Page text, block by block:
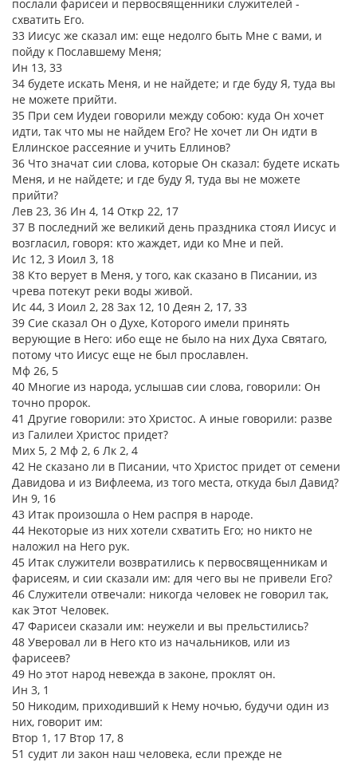
послали фарисеи и первосвященники служителей -
схватить Его.
33 Иисус же сказал им: еще недолго быть Мне с вами, и
пойду к Пославшему Меня;
Ин 13, 33
34 будете искать Меня, и не найдете; и где буду Я, туда вы
не можете прийти.
35 При сем Иудеи говорили между собою: куда Он хочет
идти, так что мы не найдем Его? Не хочет ли Он идти в
Еллинское рассеяние и учить Еллинов?
36 Что значат сии слова, которые Он сказал: будете искать
Меня, и не найдете; и где буду Я, туда вы не можете
прийти?
Лев 23, 36 Ин 4, 14 Откр 22, 17
37 В последний же великий день праздника стоял Иисус и
возгласил, говоря: кто жаждет, иди ко Мне и пей.
Ис 12, 3 Иоил 3, 18
38 Кто верует в Меня, у того, как сказано в Писании, из
чрева потекут реки воды живой.
Ис 44, 3 Иоил 2, 28 Зах 12, 10 Деян 2, 17, 33
39 Сие сказал Он о Духе, Которого имели принять
верующие в Него: ибо еще не было на них Духа Святаго,
потому что Иисус еще не был прославлен.
Мф 26, 5
40 Многие из народа, услышав сии слова, говорили: Он
точно пророк.
41 Другие говорили: это Христос. А иные говорили: разве
из Галилеи Христос придет?
Мих 5, 2 Мф 2, 6 Лк 2, 4
42 Не сказано ли в Писании, что Христос придет от семени
Давидова и из Вифлеема, из того места, откуда был Давид?
Ин 9, 16
43 Итак произошла о Нем распря в народе.
44 Некоторые из них хотели схватить Его; но никто не
наложил на Него рук.
45 Итак служители возвратились к первосвященникам и
фарисеям, и сии сказали им: для чего вы не привели Его?
46 Служители отвечали: никогда человек не говорил так,
как Этот Человек.
47 Фарисеи сказали им: неужели и вы прельстились?
48 Уверовал ли в Него кто из начальников, или из
фарисеев?
49 Но этот народ невежда в законе, проклят он.
Ин 3, 1
50 Никодим, приходивший к Нему ночью, будучи один из
них, говорит им:
Втор 1, 17 Втор 17, 8
51 судит ли закон наш человека, если прежде не